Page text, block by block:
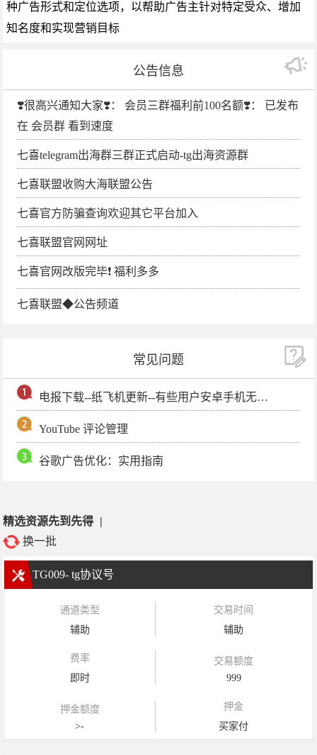
种广告形式和定位选项，以帮助广告主针对特定受众、增加
知名度和实现营销目标
公告信息
❣️很高兴通知大家❣️： 会员三群福利前100名额❣️： 已发布
在 会员群 看到速度
七喜telegram出海群三群正式启动-tg出海资源群
七喜联盟收购大海联盟公告
七喜官方防骗查询欢迎其它平台加入
七喜联盟官网网址
七喜官网改版完毕❗️ 福利多多
七喜联盟◆公告频道
常见问题
电报下载--纸飞机更新--有些用户安卓手机无法更新电报软件
YouTube 评论管理
谷歌广告优化：实用指南
精选资源先到先得 |
换一批
TG009- tg协议号
通道类型
辅助
交易时间
辅助
费率
即时
交易额度
999
押金额度
>-
押金
买家付